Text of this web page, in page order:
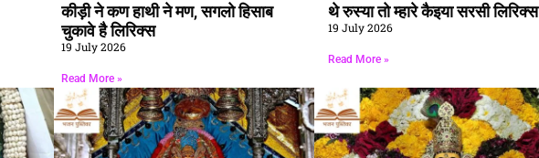
कीड़ी ने कण हाथी ने मण, सगलो हिसाब
चुकावे है लिरिक्स
19 July 2026
Read More »
थे रुस्या तो म्हारे कैइया सरसी लिरिक्स
19 July 2026
Read More »